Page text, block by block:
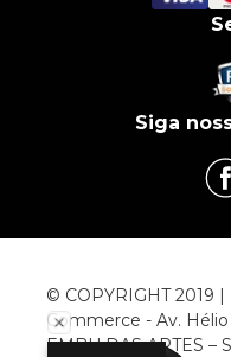
Siga
© COPYRIGHT 2019
Commerce - Av. Hélio
EMBU DAS ARTES –